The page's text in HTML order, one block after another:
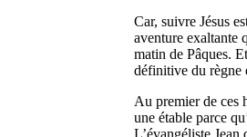
Car, suivre Jésus
aventure exaltante
matin de Pâques.
définitive du règne
Au premier de ces
une étable parce